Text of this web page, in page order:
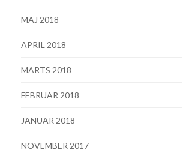
MAJ 2018
APRIL 2018
MARTS 2018
FEBRUAR 2018
JANUAR 2018
NOVEMBER 2017